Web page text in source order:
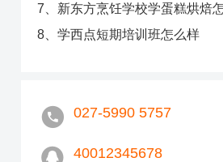
8、学西点短期培训班怎么样
027-5990 5757
40012345678